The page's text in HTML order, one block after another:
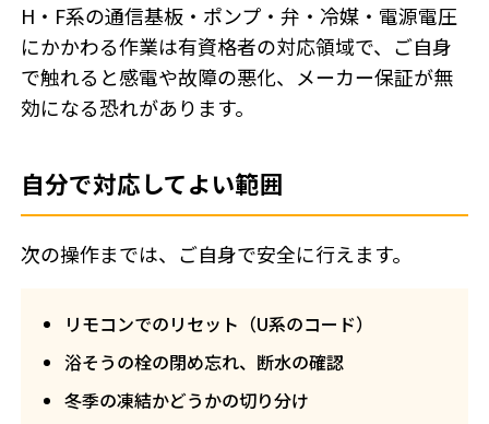
H・F系の通信基板・ポンプ・弁・冷媒・電源電圧
にかかわる作業は有資格者の対応領域で、ご自身
で触れると感電や故障の悪化、メーカー保証が無
効になる恐れがあります。
自分で対応してよい範囲
次の操作までは、ご自身で安全に行えます。
リモコンでのリセット（U系のコード）
浴そうの栓の閉め忘れ、断水の確認
冬季の凍結かどうかの切り分け